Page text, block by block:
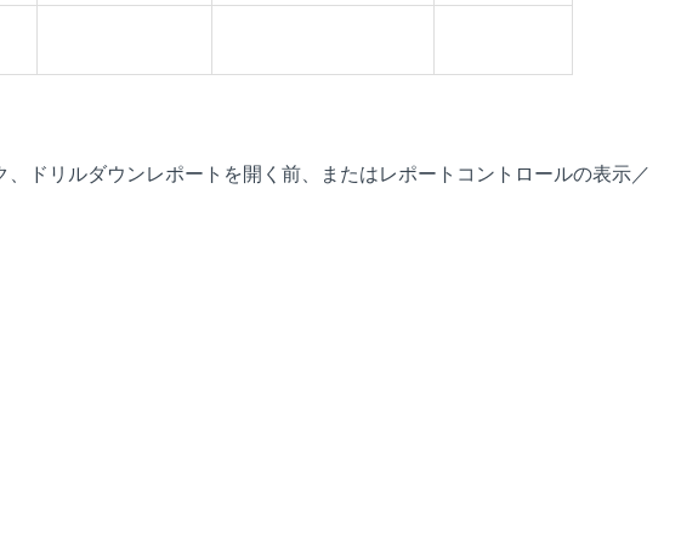
ドリルダウンレポートを開く前、またはレポートコントロールの表示／